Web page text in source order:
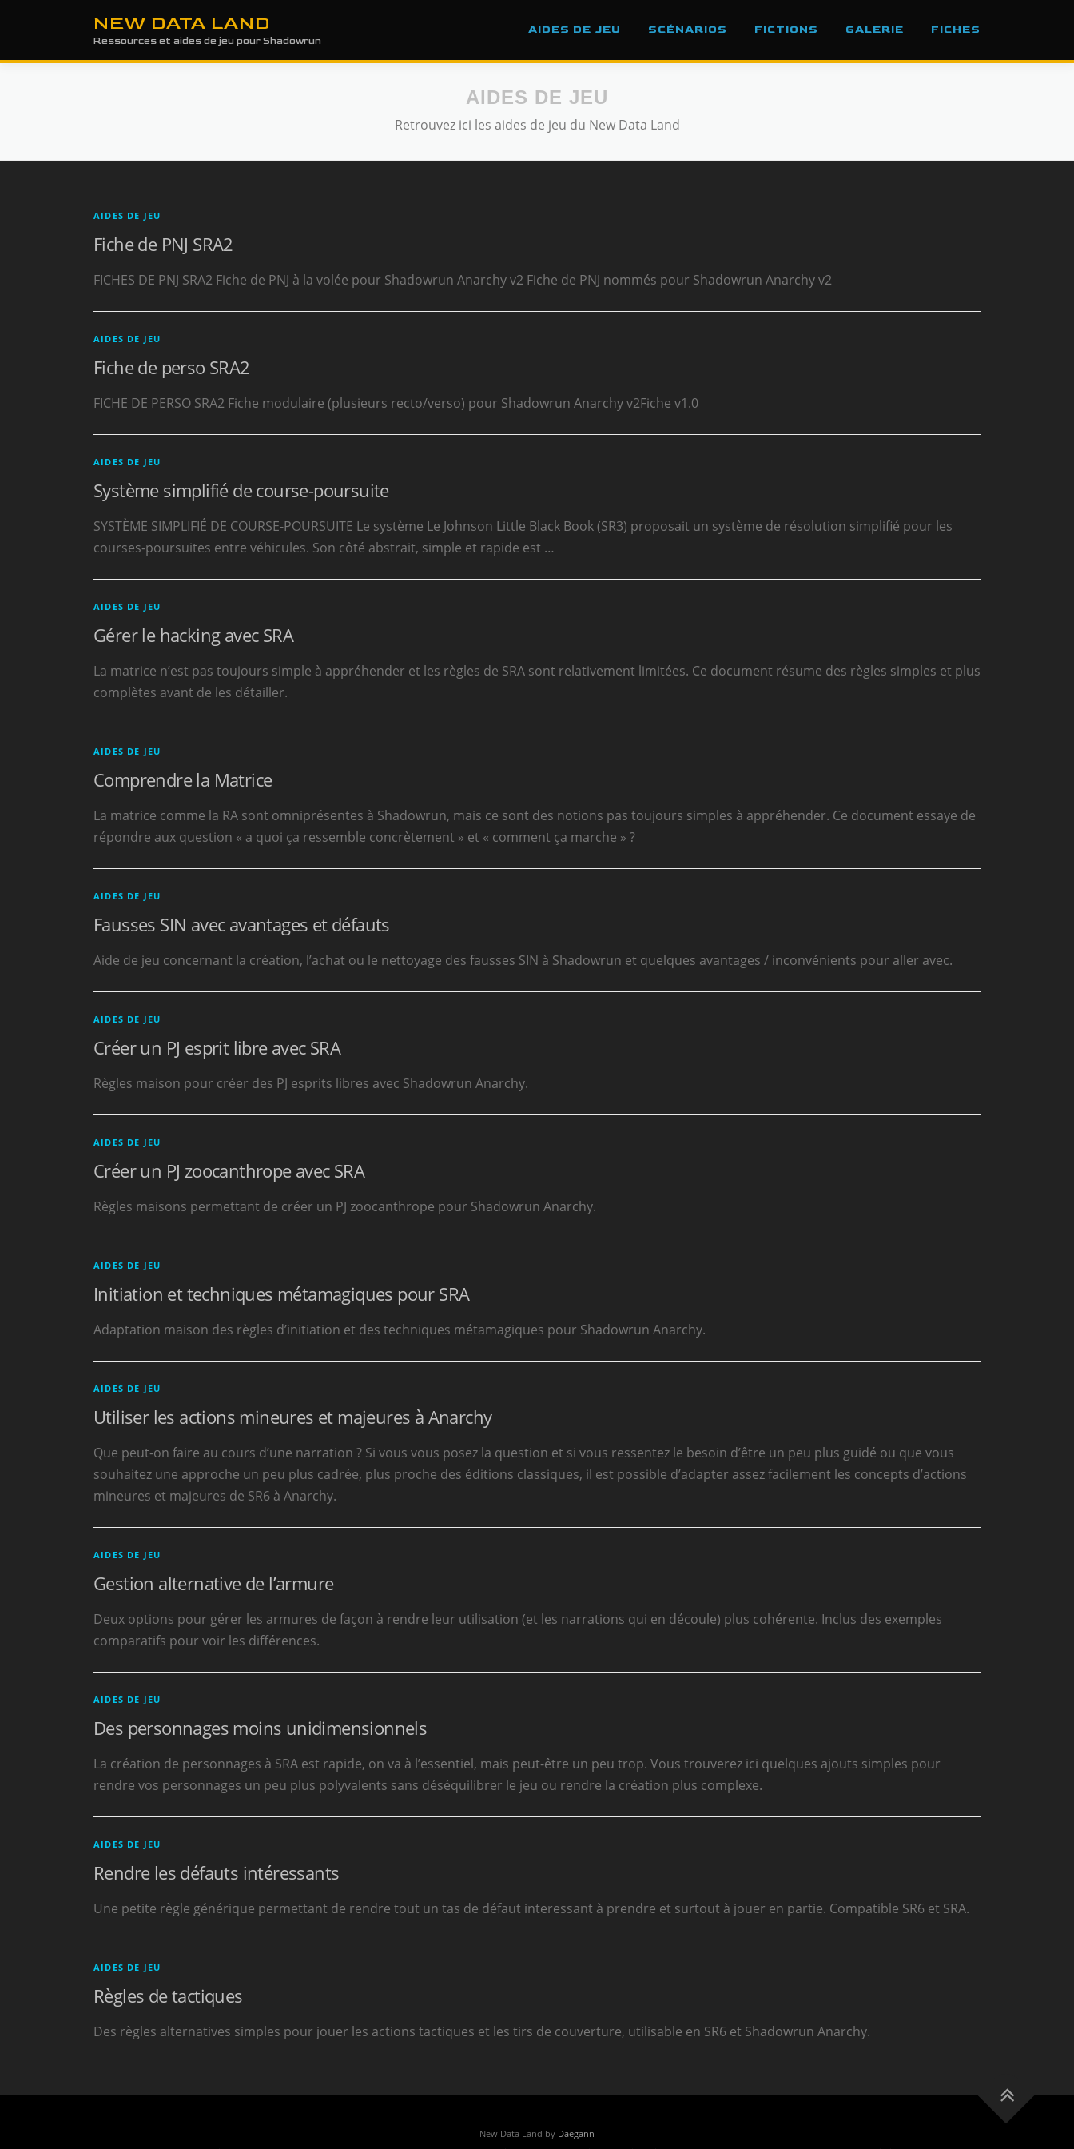
NEW DATA LAND
Ressources et aides de jeu pour Shadowrun
AIDES DE JEU SCÉNARIOS FICTIONS GALERIE FICHES
AIDES DE JEU
Retrouvez ici les aides de jeu du New Data Land
AIDES DE JEU
Fiche de PNJ SRA2
FICHES DE PNJ SRA2 Fiche de PNJ à la volée pour Shadowrun Anarchy v2 Fiche de PNJ nommés pour Shadowrun Anarchy v2
AIDES DE JEU
Fiche de perso SRA2
FICHE DE PERSO SRA2 Fiche modulaire (plusieurs recto/verso) pour Shadowrun Anarchy v2Fiche v1.0
AIDES DE JEU
Système simplifié de course-poursuite
SYSTÈME SIMPLIFIÉ DE COURSE-POURSUITE Le système Le Johnson Little Black Book (SR3) proposait un système de résolution simplifié pour les
courses-poursuites entre véhicules. Son côté abstrait, simple et rapide est …
AIDES DE JEU
Gérer le hacking avec SRA
La matrice n’est pas toujours simple à appréhender et les règles de SRA sont relativement limitées. Ce document résume des règles simples et plus
complètes avant de les détailler.
AIDES DE JEU
Comprendre la Matrice
La matrice comme la RA sont omniprésentes à Shadowrun, mais ce sont des notions pas toujours simples à appréhender. Ce document essaye de
répondre aux question « a quoi ça ressemble concrètement » et « comment ça marche » ?
AIDES DE JEU
Fausses SIN avec avantages et défauts
Aide de jeu concernant la création, l’achat ou le nettoyage des fausses SIN à Shadowrun et quelques avantages / inconvénients pour aller avec.
AIDES DE JEU
Créer un PJ esprit libre avec SRA
Règles maison pour créer des PJ esprits libres avec Shadowrun Anarchy.
AIDES DE JEU
Créer un PJ zoocanthrope avec SRA
Règles maisons permettant de créer un PJ zoocanthrope pour Shadowrun Anarchy.
AIDES DE JEU
Initiation et techniques métamagiques pour SRA
Adaptation maison des règles d’initiation et des techniques métamagiques pour Shadowrun Anarchy.
AIDES DE JEU
Utiliser les actions mineures et majeures à Anarchy
Que peut-on faire au cours d’une narration ? Si vous vous posez la question et si vous ressentez le besoin d’être un peu plus guidé ou que vous
souhaitez une approche un peu plus cadrée, plus proche des éditions classiques, il est possible d’adapter assez facilement les concepts d’actions
mineures et majeures de SR6 à Anarchy.
AIDES DE JEU
Gestion alternative de l’armure
Deux options pour gérer les armures de façon à rendre leur utilisation (et les narrations qui en découle) plus cohérente. Inclus des exemples
comparatifs pour voir les différences.
AIDES DE JEU
Des personnages moins unidimensionnels
La création de personnages à SRA est rapide, on va à l’essentiel, mais peut-être un peu trop. Vous trouverez ici quelques ajouts simples pour
rendre vos personnages un peu plus polyvalents sans déséquilibrer le jeu ou rendre la création plus complexe.
AIDES DE JEU
Rendre les défauts intéressants
Une petite règle générique permettant de rendre tout un tas de défaut interessant à prendre et surtout à jouer en partie. Compatible SR6 et SRA.
AIDES DE JEU
Règles de tactiques
Des règles alternatives simples pour jouer les actions tactiques et les tirs de couverture, utilisable en SR6 et Shadowrun Anarchy.
New Data Land by Daegann